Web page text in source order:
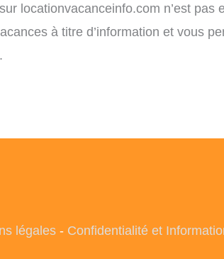
locationvacanceinfo.com n’est
à titre d’information et vous
légales- Confidentialité et